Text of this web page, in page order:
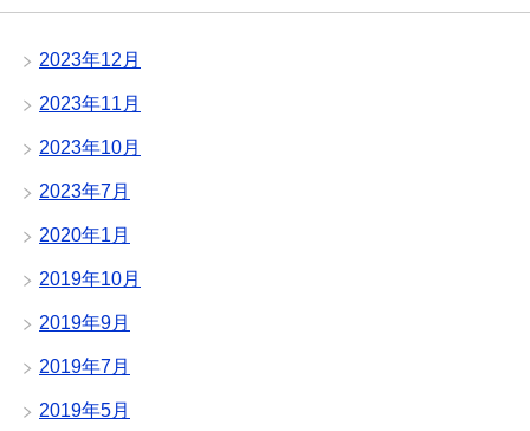
2023年12月
2023年11月
2023年10月
2023年7月
2020年1月
2019年10月
2019年9月
2019年7月
2019年5月